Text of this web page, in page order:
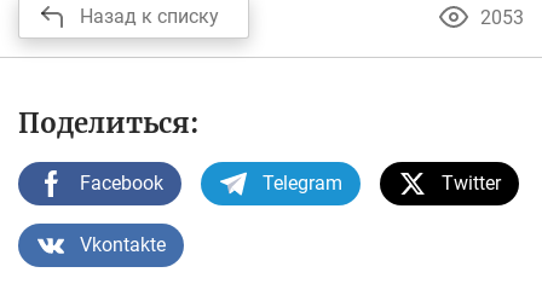
Назад к списку 2053
Поделиться:
Facebook Telegram Twitter
Vkontakte